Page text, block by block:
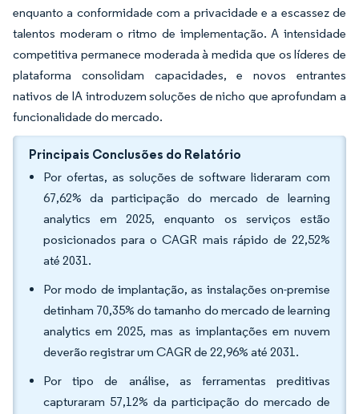
enquanto a conformidade com a privacidade e a escassez de
talentos moderam o ritmo de implementação. A intensidade
competitiva permanece moderada à medida que os líderes de
plataforma consolidam capacidades, e novos entrantes
nativos de IA introduzem soluções de nicho que aprofundam a
funcionalidade do mercado.
Principais Conclusões do Relatório
Por ofertas, as soluções de software lideraram com
67,62% da participação do mercado de learning
analytics em 2025, enquanto os serviços estão
posicionados para o CAGR mais rápido de 22,52%
até 2031.
Por modo de implantação, as instalações on-premise
detinham 70,35% do tamanho do mercado de learning
analytics em 2025, mas as implantações em nuvem
deverão registrar um CAGR de 22,96% até 2031.
Por tipo de análise, as ferramentas preditivas
capturaram 57,12% da participação do mercado de